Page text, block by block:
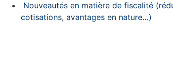
Nouveautés en matière de fiscalité
cotisations, avantages en nature…)